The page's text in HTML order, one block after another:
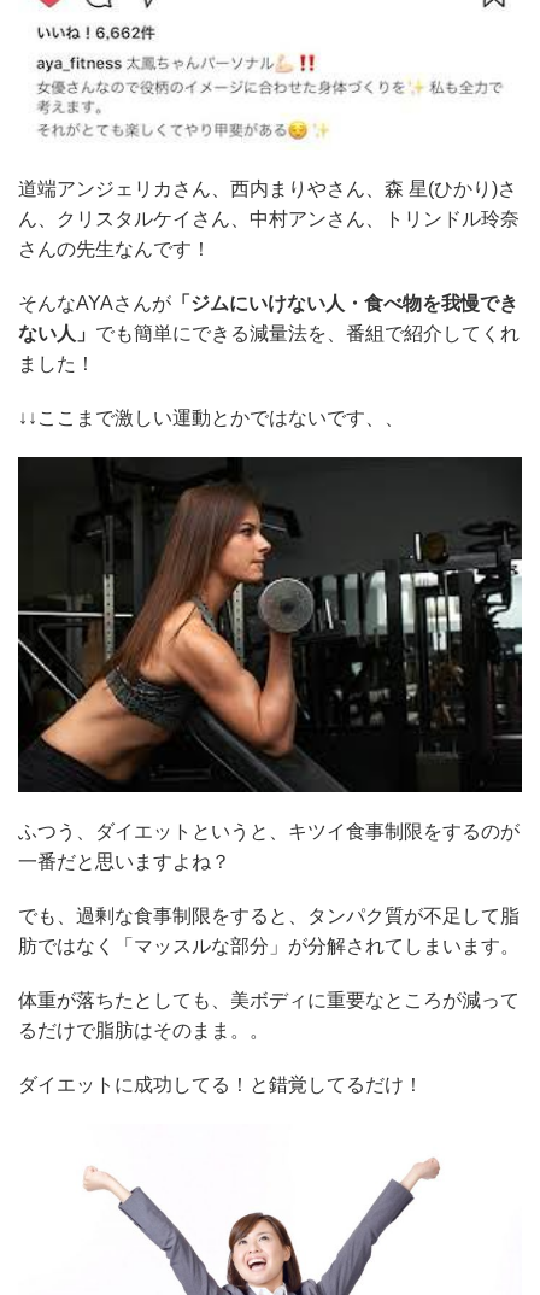
道端アンジェリカさん、西内まりやさん、森 星(ひかり)さ
ん、クリスタルケイさん、中村アンさん、トリンドル玲奈
さんの先生なんです！
そんなAYAさんが 「ジムにいけない人・食べ物を我慢でき
ない人」 でも簡単にできる減量法を、番組で紹介してくれ
ました！
↓↓ここまで激しい運動とかではないです、、
ふつう、ダイエットというと、キツイ食事制限をするのが
一番だと思いますよね？
でも、過剰な食事制限をすると、タンパク質が不足して脂
肪ではなく「マッスルな部分」が分解されてしまいます。
体重が落ちたとしても、美ボディに重要なところが減って
るだけで脂肪はそのまま。。
ダイエットに成功してる！と錯覚してるだけ！